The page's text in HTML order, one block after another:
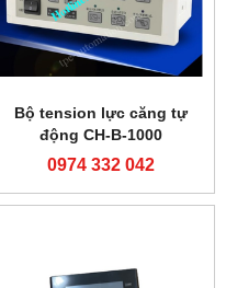
Bộ tension lực căng tự
động CH-B-1000
0974 332 042